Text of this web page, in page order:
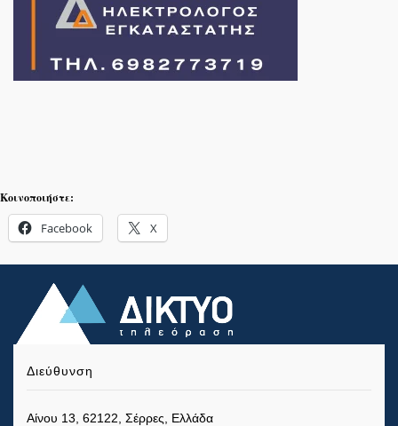
Κοινοποιήστε:
Facebook X
Διεύθυνση
Αίνου 13, 62122, Σέρρες, Ελλάδα